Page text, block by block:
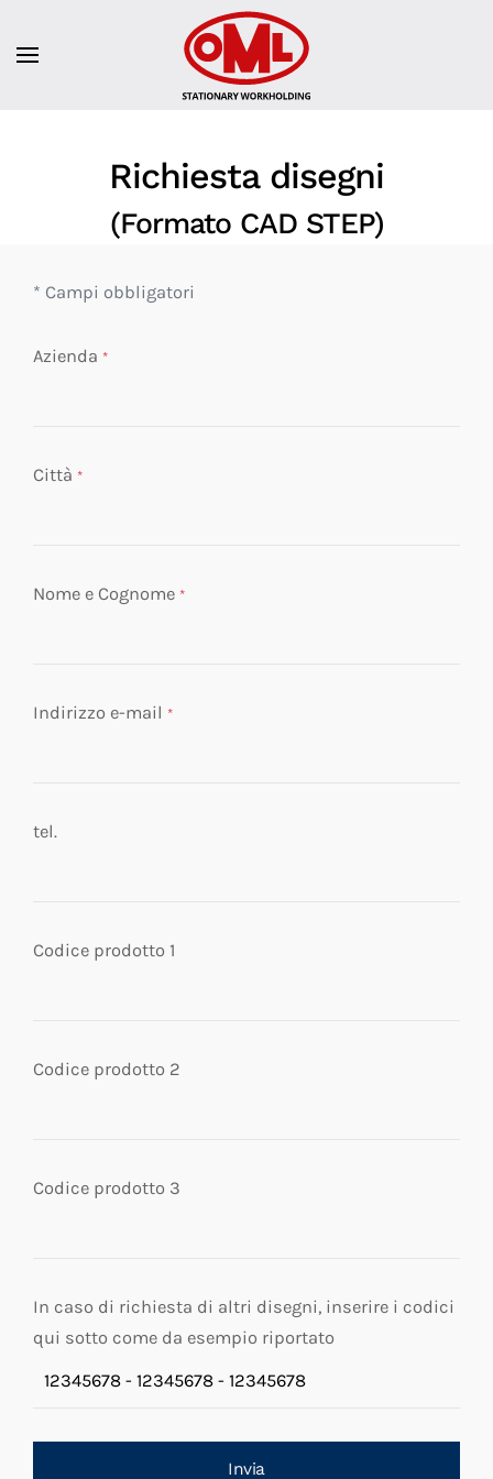
Richiesta disegni
(Formato CAD STEP)
* Campi obbligatori
Azienda *
Città *
Nome e Cognome *
Indirizzo e-mail *
tel.
Codice prodotto 1
Codice prodotto 2
Codice prodotto 3
In caso di richiesta di altri disegni, inserire i codici
qui sotto come da esempio riportato
Invia